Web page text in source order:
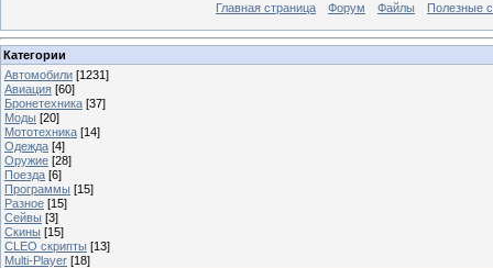
Главная страница Форум Файлы Полезные
Категории
Автомобили [1231]
Авиация [60]
Бронетехника [37]
Моды [20]
Мототехника [14]
Одежда [4]
Оружие [28]
Поезда [6]
Программы [15]
Разное [15]
Сейвы [3]
Скины [15]
CLEO скрипты [13]
Multi-Player [18]